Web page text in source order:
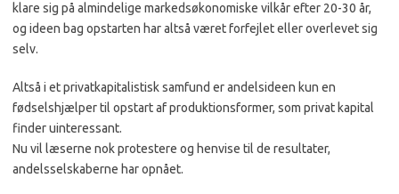
klare sig på al­mindelige markedsøkonomiske vilkår efter 20-30 år,
og ideen bag opstarten har altså været forfejlet eller overlevet sig
selv.
Altså i et privatkapitalistisk samfund er andelsideen kun en
fødselshjælper til opstart af produktionsformer, som pri­vat kapital
finder uinteressant.
Nu vil læserne nok protestere og henvise til de resultater,
andelsselska­berne har opnået.